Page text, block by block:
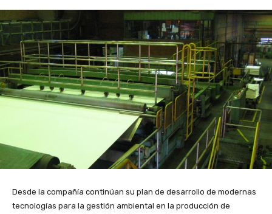
Desde la compañía continúan su plan de desarrollo de modernas
tecnologías para la gestión ambiental en la producción de